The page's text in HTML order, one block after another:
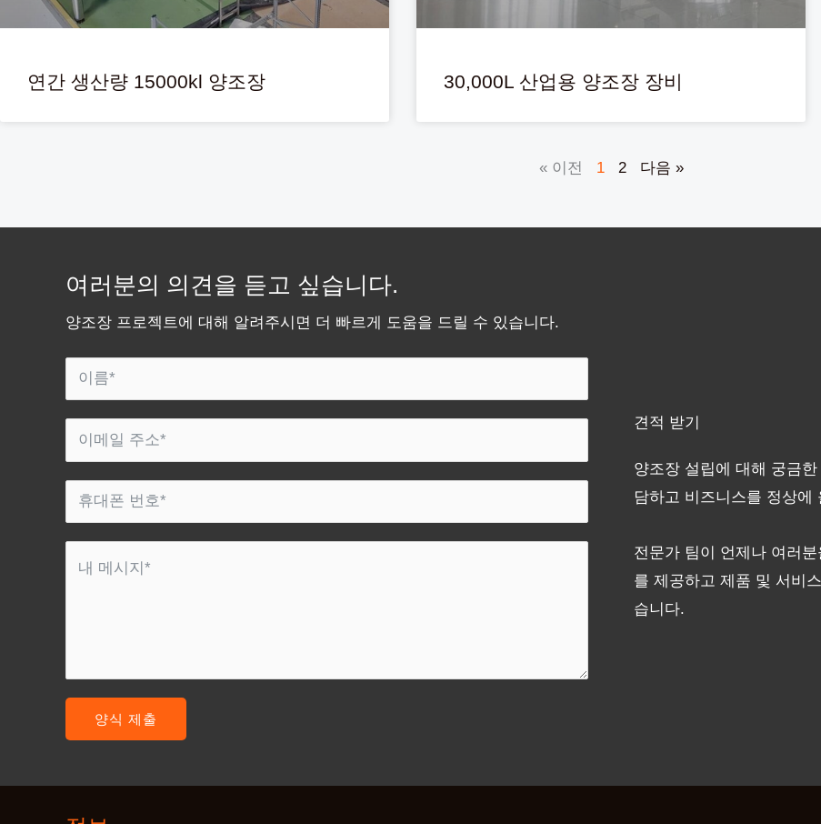
연간 생산량 15000kl 양조장 30,000L 산업용 양조장 장비
« 이전 1 2 다음 »
여러분의 의견을 듣고 싶습니다.
양조장 프로젝트에 대해 알려주시면 더 빠르게 도움을 드릴 수 있습니다.
양식 제출
견적 받기
양조장 설립에 대해 궁금
담하고 비즈니스를 정상에
전문가 팀이 언제나 여러
를 제공하고 제품 및 서비
습니다.